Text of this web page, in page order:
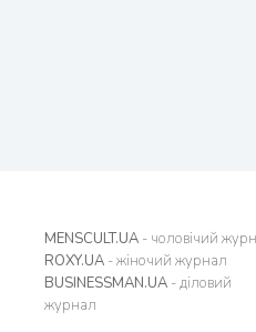
MENSCULT.UA - чоловічий
ROXY.UA - жіночий журнал
BUSINESSMAN.UA - діловий
журнал